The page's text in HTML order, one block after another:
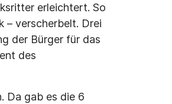
erleichtert. So
– verscherbelt. Drei
der Bürger für das
des
Da gab es die 6